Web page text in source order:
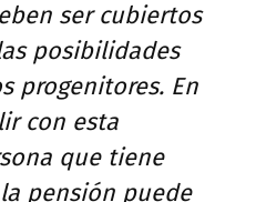
ser cubiertos
posibilidades
progenitores. En
con esta
que tiene
pensión puede